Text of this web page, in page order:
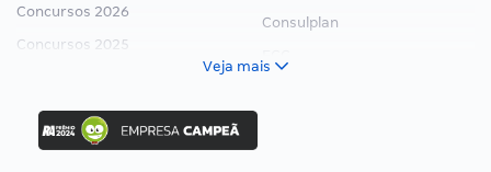
Concursos 2026
Concursos 2025
Concurso Ibama
Concurso MPU
Consulplan
Veja mais